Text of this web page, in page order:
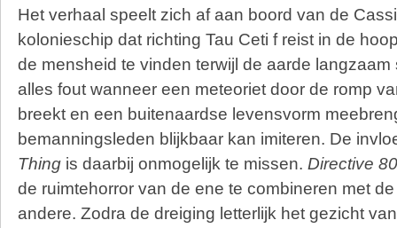
Het verhaal speelt zich af aan boord van de
kolonieschip dat richting Tau Ceti f reist in de
de mensheid te vinden terwijl de aarde langzaam
alles fout wanneer een meteoriet door de romp
breekt en een buitenaardse levensvorm
bemanningsleden blijkbaar kan imiteren. De
Thing is daarbij onmogelijk te missen. Directive
de ruimtehorror van de ene te combineren met
andere. Zodra de dreiging letterlijk het gezicht